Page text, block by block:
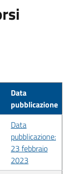
Data
pubblicazione
Data
pubblicazione:
23 febbraio
2023